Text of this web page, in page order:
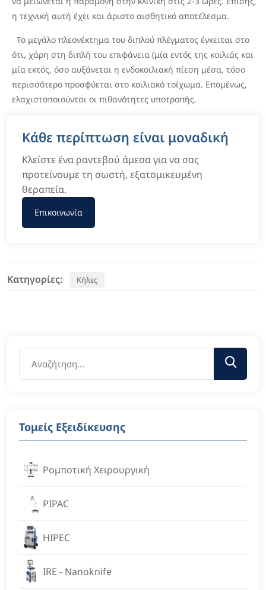
η τεχνική αυτή έχει και άριστο αισθητικό αποτέλεσμα.
Το μεγάλο πλεονέκτημα του διπλού πλέγματος έγκειται στο
ότι, χάρη στη διπλή του επιφάνεια (μία εντός της κοιλιάς και
μία εκτός, όσο αυξάνεται η ενδοκοιλιακή πίεση μέσα, τόσο
περισσότερο προσφύεται στο κοιλιακό τοίχωμα. Επομένως,
ελαχιστοποιούνται οι πιθανότητες υποτροπής.
Κάθε περίπτωση είναι μοναδική
Κλείστε ένα ραντεβού άμεσα για να σας
προτείνουμε τη σωστή, εξατομικευμένη
θεραπεία.
Επικοινωνία
Κατηγορίες: Κήλες
Τομείς Εξειδίκευσης
Ρομποτική Χειρουργική
PIPAC
HIPEC
IRE - Nanoknife